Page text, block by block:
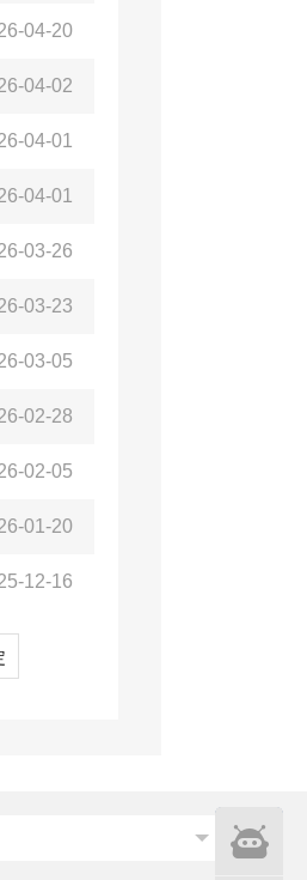
04-20
04-02
04-01
04-01
03-26
03-23
03-05
02-28
02-05
01-20
12-16
智能
问答